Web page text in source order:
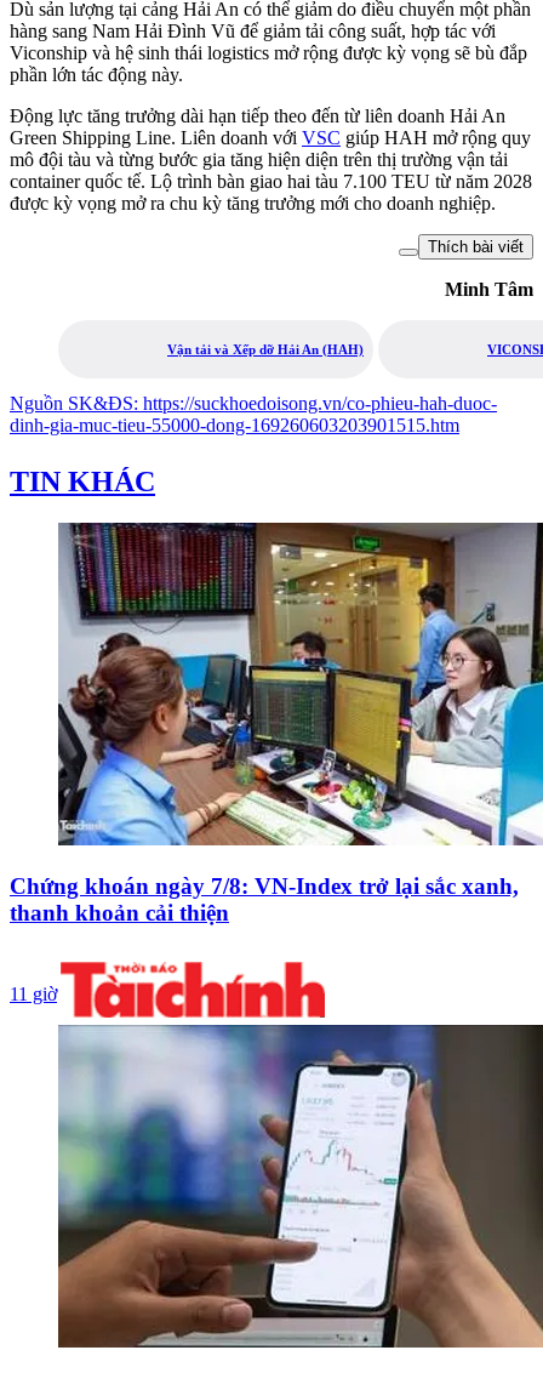
Dù sản lượng tại cảng Hải An có thể giảm do điều chuyển một phần
hàng sang Nam Hải Đình Vũ để giảm tải công suất, hợp tác với
Viconship và hệ sinh thái logistics mở rộng được kỳ vọng sẽ bù đắp
phần lớn tác động này.
Động lực tăng trưởng dài hạn tiếp theo đến từ liên doanh Hải An
Green Shipping Line. Liên doanh với VSC giúp HAH mở rộng quy
mô đội tàu và từng bước gia tăng hiện diện trên thị trường vận tải
container quốc tế. Lộ trình bàn giao hai tàu 7.100 TEU từ năm 2028
được kỳ vọng mở ra chu kỳ tăng trưởng mới cho doanh nghiệp.
Thích bài viết
Minh Tâm
Vận tải và Xếp dỡ Hải An (HAH)
Nguồn SK&ĐS: https://suckhoedoisong.vn/co-phieu-hah-duoc-
dinh-gia-muc-tieu-55000-dong-169260603203901515.htm
TIN KHÁC
Chứng khoán ngày 7/8: VN-Index trở lại sắc xanh,
thanh khoản cải thiện
11 giờ